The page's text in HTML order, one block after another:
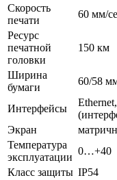
Скорость
печати
60 мм/
Ресурс
печатной
головки
150 км
Ширина
бумаги
60/58
Интерфейсы
Экран
Температура
эксплуатации
0…+40
Класс защиты IP54